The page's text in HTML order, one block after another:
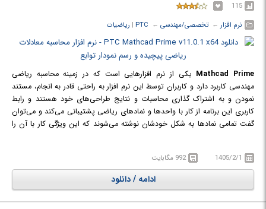
115
نرم افزار ← ‏تخصصی/مهندسی ← ‏
PTC
‏| ریاضیات
Mathcad Prime یکی از نرم افزارهایی است که در زمینه محاسبه ریاضی
مهندسی کاربرد دارد و کاربران توسط این نرم افزار به راحتی قادر به انجام، مستند
نمودن و به اشتراک گذاری محاسبات و نتایج طراحی‌های خود هستند و رابط
کاربری این برنامه از کار با واحدها و نمادهای ریاضی پشتیبانی می‌کند و می‌توان
گفت تمامی نمادها به شکل خودشان نوشته می‌شوند که این ویژگی کار با آن را
فراهم نموده است. این نرم افزار یکی از نرم افزارهای ریاضی است که دارای
قابلیت‌های فراوان از قبیل محاسبه مشتق و انتگرال (معین و نامعین) و حل انواع
معادلات جبری و محاسبه انواع حدها و انجام عملیات ماتریسی و حل انواع دستگاه
معادلات و انجام تبدیلاتی مانند لاپلاس و فوریه و عکس این تبدیلات و دارای
1405/2/1 992 مگابایت
ادامه / دانلود